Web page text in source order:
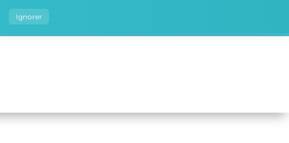
Ignorer